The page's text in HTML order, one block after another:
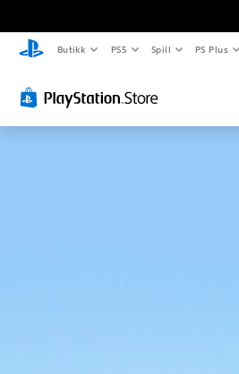
Butikk PS5 Spill PS Plus